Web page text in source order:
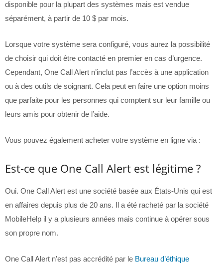
disponible pour la plupart des systèmes mais est vendue
séparément, à partir de 10 $ par mois.
Lorsque votre système sera configuré, vous aurez la possibilité
de choisir qui doit être contacté en premier en cas d’urgence.
Cependant, One Call Alert n’inclut pas l’accès à une application
ou à des outils de soignant. Cela peut en faire une option moins
que parfaite pour les personnes qui comptent sur leur famille ou
leurs amis pour obtenir de l’aide.
Vous pouvez également acheter votre système en ligne via :
Est-ce que One Call Alert est légitime ?
Oui. One Call Alert est une société basée aux États-Unis qui est
en affaires depuis plus de 20 ans. Il a été racheté par la société
MobileHelp il y a plusieurs années mais continue à opérer sous
son propre nom.
One Call Alert n’est pas accrédité par le Bureau d’éthique